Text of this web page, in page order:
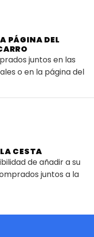
PÁGINA DEL
juntos en las
o en la página del
CESTA
de añadir a su
juntos a la